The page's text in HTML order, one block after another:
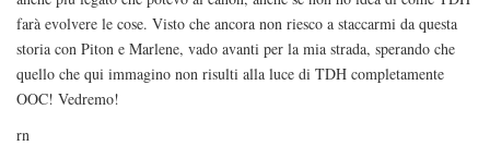
farà evolvere le cose. Visto che ancora non riesco a staccarmi da questa
storia con Piton e Marlene, vado avanti per la mia strada, sperando che
quello che qui immagino non risulti alla luce di TDH completamente
OOC! Vedremo!
rn